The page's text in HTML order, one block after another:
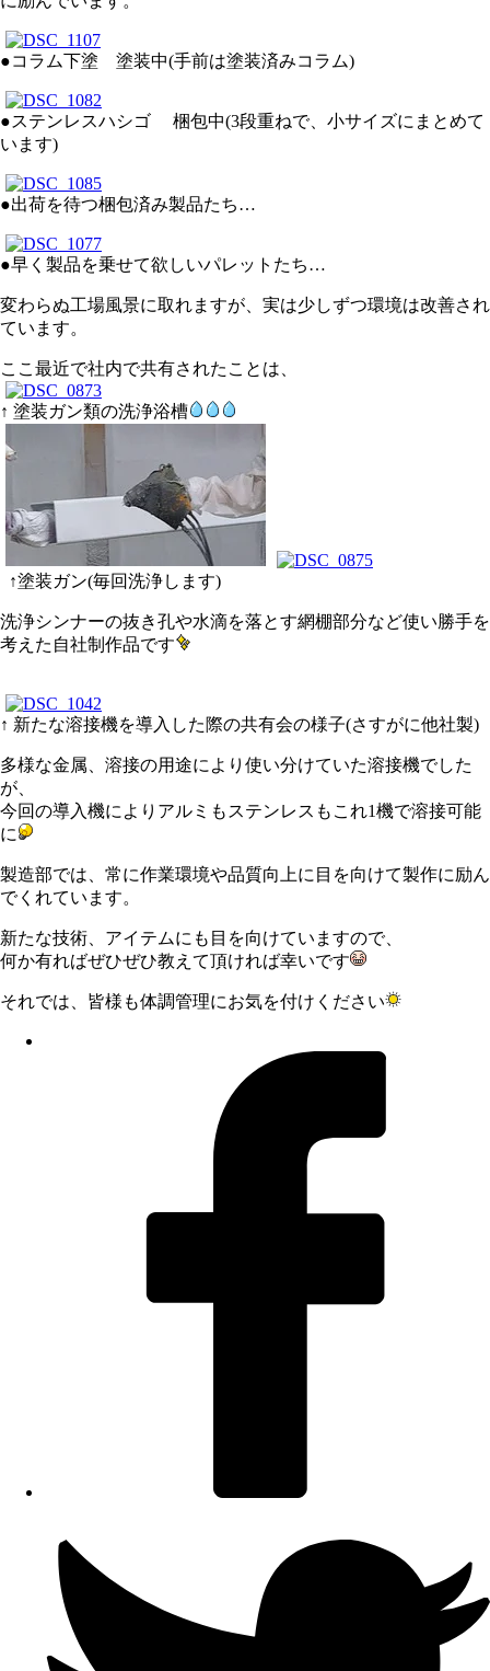
●コラム下塗 塗装中(手前は塗装済みコラム)
●ステンレスハシゴ 梱包中(3段重ねで、小サイズにまとめて
います)
●出荷を待つ梱包済み製品たち…
●早く製品を乗せて欲しいパレットたち…
変わらぬ工場風景に取れますが、実は少しずつ環境は改善され
ています。
ここ最近で社内で共有されたことは、
↑ 塗装ガン類の洗浄浴槽
↑塗装ガン(毎回洗浄します)
洗浄シンナーの抜き孔や水滴を落とす網棚部分など使い勝手を
考えた自社制作品です
↑ 新たな溶接機を導入した際の共有会の様子(さすがに他社製)
多様な金属、溶接の用途により使い分けていた溶接機でした
が、
今回の導入機によりアルミもステンレスもこれ1機で溶接可能
に
製造部では、常に作業環境や品質向上に目を向けて製作に励ん
でくれています。
新たな技術、アイテムにも目を向けていますので、
何か有ればぜひぜひ教えて頂ければ幸いです
それでは、皆様も体調管理にお気を付けください